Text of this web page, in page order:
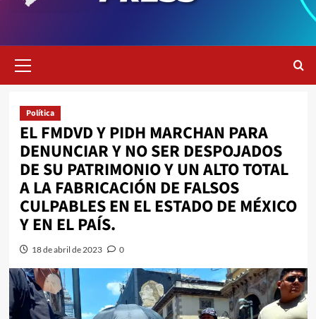
primario
Política
EL FMDVD Y PIDH MARCHAN PARA
DENUNCIAR Y NO SER DESPOJADOS
DE SU PATRIMONIO Y UN ALTO TOTAL
A LA FABRICACIÓN DE FALSOS
CULPABLES EN EL ESTADO DE MÉXICO
Y EN EL PAÍS.
18 de abril de 2023 0